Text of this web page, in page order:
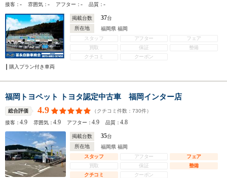
接客：- 雰囲気：- アフター：- 品質：-
掲載台数 37台
所在地
福岡県 福岡
スタッフ
アフター
フェア
買取
保証
整備
クチコミ
クーポン
購入プラン付き車両
福岡トヨペット トヨタ認定中古車 福岡インター店
総合評価 4.9 （クチコミ件数： 730件）
接客：4.9 雰囲気：4.9 アフター：4.9 品質：4.8
掲載台数 35台
所在地
福岡県 福岡
スタッフ
アフター
フェア
買取
保証
整備
クチコミ
クーポン